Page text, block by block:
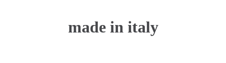
made in italy